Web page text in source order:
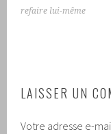
refaire lui-même
LAISSER UN
Votre adresse e-